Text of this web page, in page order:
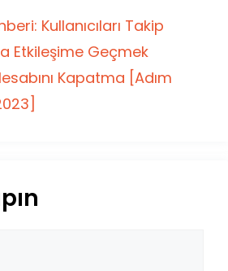
Kullanıcıları Takip
Etkileşime Geçmek
Kapatma [Adım